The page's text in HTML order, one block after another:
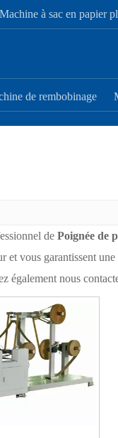
Machine à sac en papier
de rembobinage
de Poignée de
vous garantissent
également nous